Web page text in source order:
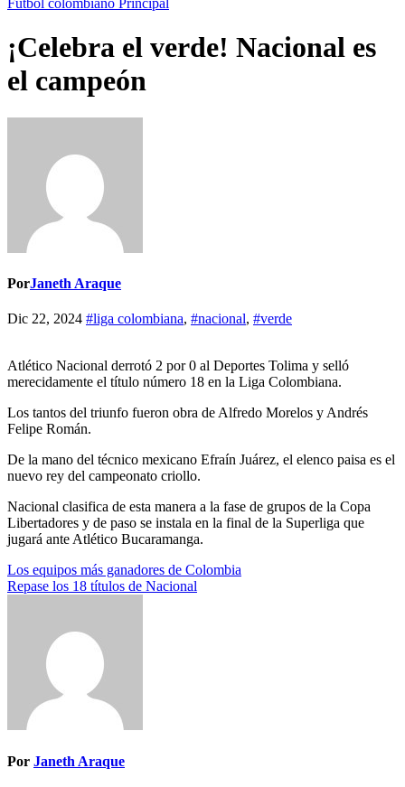
Futbol colombiano Principal
¡Celebra el verde! Nacional es
el campeón
PorJaneth Araque
Dic 22, 2024 #liga colombiana, #nacional, #verde
Atlético Nacional derrotó 2 por 0 al Deportes Tolima y selló
merecidamente el título número 18 en la Liga Colombiana.
Los tantos del triunfo fueron obra de Alfredo Morelos y Andrés
Felipe Román.
De la mano del técnico mexicano Efraín Juárez, el elenco paisa es el
nuevo rey del campeonato criollo.
Nacional clasifica de esta manera a la fase de grupos de la Copa
Libertadores y de paso se instala en la final de la Superliga que
jugará ante Atlético Bucaramanga.
Navegación
de
Los equipos más ganadores de Colombia
Repase los 18 títulos de Nacional
Por Janeth Araque